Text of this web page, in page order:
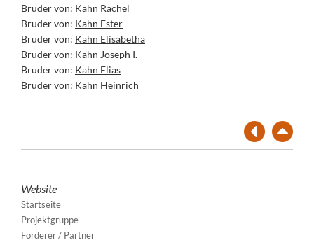
Bruder von: Kahn Rachel
Bruder von: Kahn Ester
Bruder von: Kahn Elisabetha
Bruder von: Kahn Joseph I.
Bruder von: Kahn Elias
Bruder von: Kahn Heinrich
Website
Startseite
Projektgruppe
Förderer / Partner